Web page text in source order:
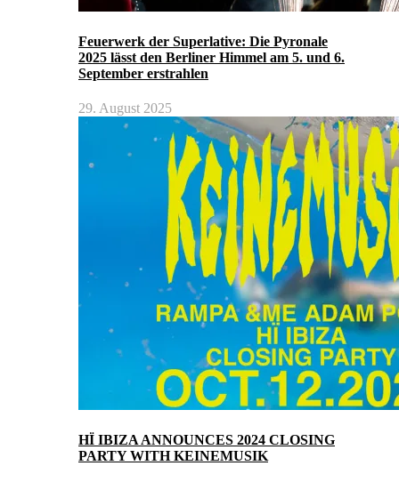
Feuerwerk der Superlative: Die Pyronale
2025 lässt den Berliner Himmel am 5. und 6.
September erstrahlen
29. August 2025
HÏ IBIZA ANNOUNCES 2024 CLOSING
PARTY WITH KEINEMUSIK